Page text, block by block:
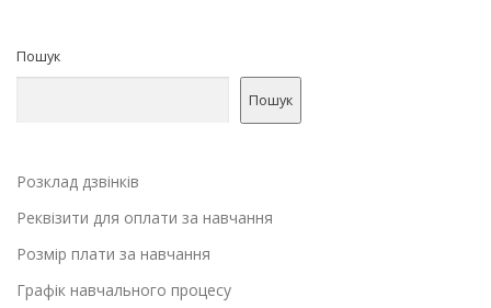
Пошук
Пошук
Розклад дзвінків
Реквізити для оплати за навчання
Розмір плати за навчання
Графік навчального процесу